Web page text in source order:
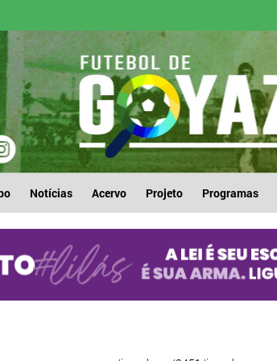
Notícias Acervo Projeto Programas